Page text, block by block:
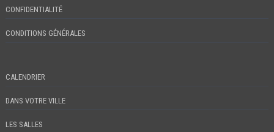
CONFIDENTIALITÉ
CONDITIONS GÉNÉRALES
CALENDRIER
DANS VOTRE VILLE
LES SALLES